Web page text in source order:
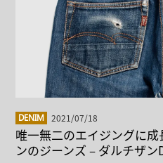
DENIM 2021/07/18
唯一無二のエイジングに
ンのジーンズ – ダルチザン